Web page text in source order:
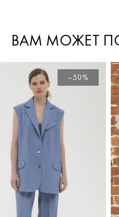
ВАМ МОЖЕТ
–50%